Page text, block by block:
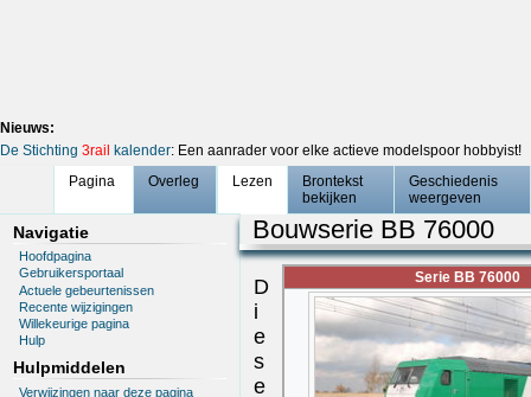
Nieuws:
De Stichting 3rail kalender: Een aanrader voor elke actieve modelspoor hobbyist!
Pagina
Overleg Lezen
Brontekst
bekijken
Geschiedenis
weergeven
Navigatie
Hoofdpagina
Gebruikersportaal
Actuele gebeurtenissen
Recente wijzigingen
Willekeurige pagina
Hulp
Hulpmiddelen
Verwijzingen naar deze pagina
Bouwserie BB 76000
Serie BB 76000
D
i
e
s
e